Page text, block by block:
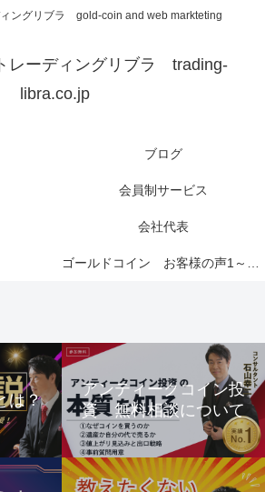
ングリブラ gold-coin and web markteting
ーディングリブラ trading-
libra.co.jp
ブログ
会員制サービス
会社代表
ゴールドコイン お客様の声1～6ページ
は？
アンティークコイン投
資 無料相談について